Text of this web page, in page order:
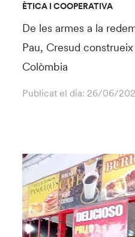
ÈTICA I COOPERATIVA
De les armes a la
Pau, Cresud
Colòmbia
Publicat el dia: 26/06/